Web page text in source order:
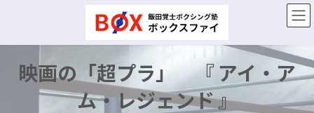
ン
ー
映画の「超プラ」 『 アイ・ア
ム・レジェンド 』